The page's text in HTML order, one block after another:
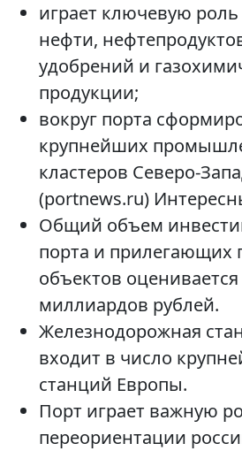
играет ключевую роль
нефти,
удобрений и
продукции;
вокруг порта
крупнейших
кластеров Северо-
(portnews.ru)
Общий объем
порта и
объектов
миллиардов рублей.
Железнодорожная
входит в число
станций Европы.
Порт играет важную
переориентации